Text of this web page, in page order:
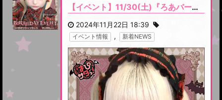
【イベント】11/30(土)『ろあバースデーイベント』開催です
2024年11月22日 18:39
イベント情報 , 新着NEWS